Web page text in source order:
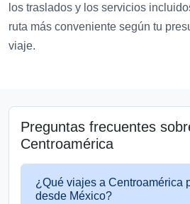
los traslados y los servicios
ruta más conveniente según tu
viaje.
Preguntas frecuentes
Centroamérica
¿Qué viajes a Centroamérica
desde México?